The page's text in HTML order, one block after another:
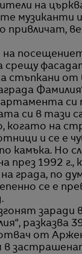
на
музиканти
привличат,
на
срещу
стъпкани
си
си в тази
когато на
и се е
камъка. Но
през 1992 г.,
града, по
се е
заради
разказва
от
в